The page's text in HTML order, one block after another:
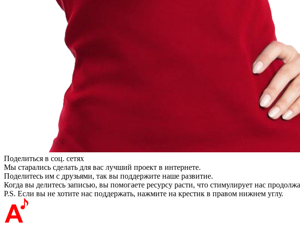
Поделиться в соц. сетях
Мы старались сделать для вас лучший проект в интернете.
Поделитесь им с друзьями, так вы поддержите наше развитие.
Когда вы делитесь записью, вы помогаете ресурсу расти, что стимулирует нас
P.S. Если вы не хотите нас поддержать, нажмите на крестик в правом нижнем углу.